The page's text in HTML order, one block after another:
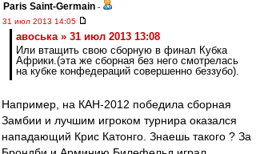
Paris Saint-Germain -
31 июл 2013 14:05
авоська » 31 июл 2013 13:08
Или втащить свою сборную в финал Кубка
Африки.(эта же сборная без него смотрелась
на кубке конфедераций совершенно беззубо).
Например, на КАН-2012 победила сборная
Замбии и лучшим игроком турнира оказался
нападающий Крис Катонго. Знаешь такого ? За